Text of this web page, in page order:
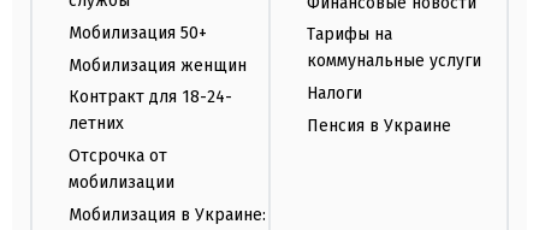
Мобилизация 50+
Мобилизация женщин
Контракт для 18-24-
летних
Отсрочка от
мобилизации
Мобилизация в Украине:
Тарифы на
коммунальные услуги
Налоги
Пенсия в Украине